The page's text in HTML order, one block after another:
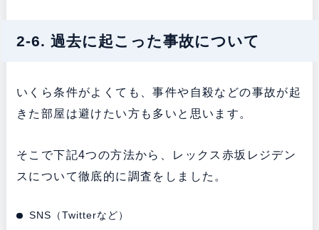
2-6. 過去に起こった事故について
いくら条件がよくても、事件や自殺などの事故が起
きた部屋は避けたい方も多いと思います。
そこで下記4つの方法から、レックス赤坂レジデン
スについて徹底的に調査をしました。
SNS（Twitterなど）